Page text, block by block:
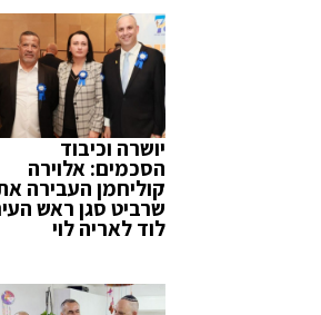
יושרה וכיבוד
הסכמים: אלוירה
קוליחמן העבירה
שרביט סגן ראש
לוד לאריה לוי